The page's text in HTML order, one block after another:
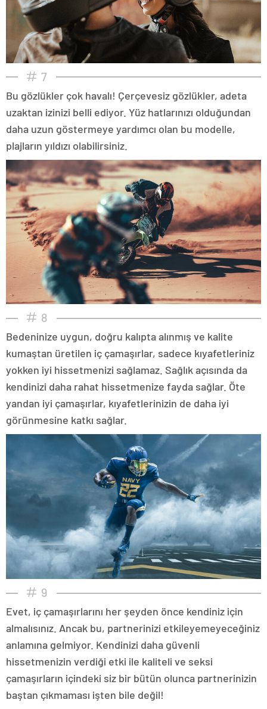
7
Bu gözlükler çok havalı! Çerçevesiz gözlükler, adeta
uzaktan izinizi belli ediyor. Yüz hatlarınızı olduğundan
daha uzun göstermeye yardımcı olan bu modelle,
plajların yıldızı olabilirsiniz.
8
Bedeninize uygun, doğru kalıpta alınmış ve kalite
kumaştan üretilen iç çamaşırlar, sadece kıyafetleriniz
yokken iyi hissetmenizi sağlamaz. Sağlık açısında da
kendinizi daha rahat hissetmenize fayda sağlar. Öte
yandan iyi çamaşırlar, kıyafetlerinizin de daha iyi
görünmesine katkı sağlar.
9
Evet, iç çamaşırlarını her şeyden önce kendiniz için
almalısınız. Ancak bu, partnerinizi etkileyemeyeceğiniz
anlamına gelmiyor. Kendinizi daha güvenli
hissetmenizin verdiği etki ile kaliteli ve seksi
çamaşırların içindeki siz bir bütün olunca partnerinizin
baştan çıkmaması işten bile değil!